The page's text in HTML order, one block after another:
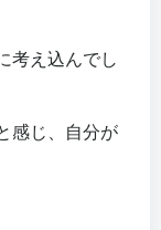
考え込んでし
感じ、自分が